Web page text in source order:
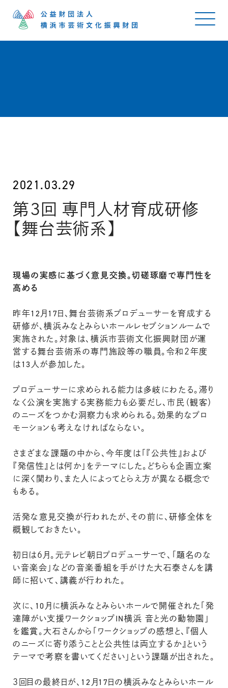
2021.03.29
第３回 専門人材育成研修
【舞台芸術系】
現場の実感に基づく意見交換。切磋琢磨で専門性を
高める
昨年12月17日、舞台芸術系プロデューサーを育成する
研修が、横浜みなとみらいホールレセプションルームで
実施された。対象は、横浜市芸術文化振興財団が運
営する舞台芸術系の専門施設等の職員。令和２年度
は13人が参加した。
プロデューサーに求められる能力は多岐にわたる。滞り
なく公演を実施する実務能力も必要だし、市民（観客）
のニーズをつかむ洞察力も求められる。効果的なプロ
モーションも考えなければならない。
さまざまな課題の中から、今年度は「『公共性』および
『発信性』とは何か」をテーマにした。どちらも企画立案
に深く関わり、また人によってとらえ方が異なる概念で
もある。
活発な意見交換が行われたが、その前に、研修全体を
概観しておきたい。
初日は６月。元テレビ朝日プロデューサーで、「題名のな
い音楽会」などの音楽番組を手がけた大石泰さんを講
師に招いて、講義が行われた。
次に、10月に横浜みなとみらいホールで開催された「発
達障がい支援ワークショップIN横浜 音と光の動物園」
を鑑賞。大石さんから「ワークショップの感想と、『個人
のニーズに寄り添うことと公共性は両立するか』という
テーマで考察を書いてください」という課題が出された。
３回目の最終日が、12月17日の横浜みなとみらいホール